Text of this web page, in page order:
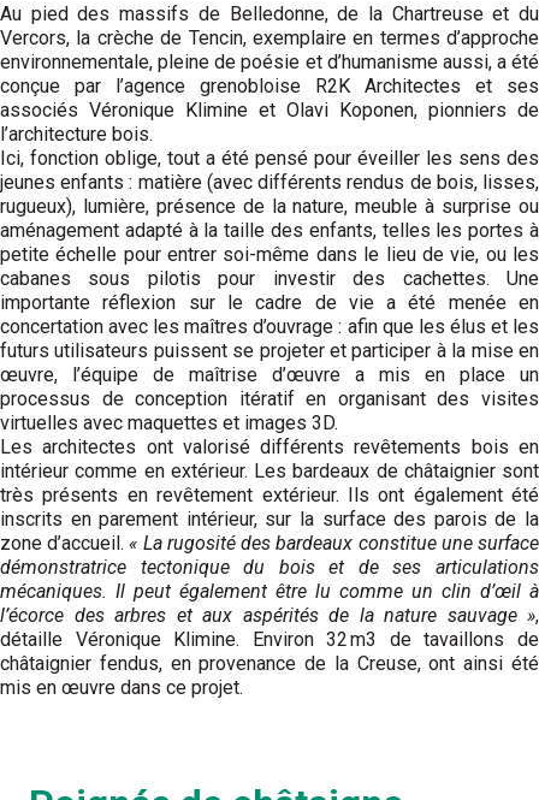
Au pied des massifs de Belledonne, de la Chartreuse et du
Vercors, la crèche de Tencin, exemplaire en termes d’approche
environnementale, pleine de poésie et d’humanisme aussi, a été
conçue par l’agence grenobloise R2K Architectes et ses
associés Véronique Klimine et Olavi Koponen, pionniers de
l’architecture bois.
Ici, fonction oblige, tout a été pensé pour éveiller les sens des
jeunes enfants : matière (avec différents rendus de bois, lisses,
rugueux), lumière, présence de la nature, meuble à surprise ou
aménagement adapté à la taille des enfants, telles les portes à
petite échelle pour entrer soi-même dans le lieu de vie, ou les
cabanes sous pilotis pour investir des cachettes. Une
importante réflexion sur le cadre de vie a été menée en
concertation avec les maîtres d’ouvrage : afin que les élus et les
futurs utilisateurs puissent se projeter et participer à la mise en
œuvre, l’équipe de maîtrise d’œuvre a mis en place un
processus de conception itératif en organisant des visites
virtuelles avec maquettes et images 3D.
Les architectes ont valorisé différents revêtements bois en
intérieur comme en extérieur. Les bardeaux de châtaignier sont
très présents en revêtement extérieur. Ils ont également été
inscrits en parement intérieur, sur la surface des parois de la
zone d’accueil. « La rugosité des bardeaux constitue une surface
démonstratrice tectonique du bois et de ses articulations
mécaniques. Il peut également être lu comme un clin d’œil à
l’écorce des arbres et aux aspérités de la nature sauvage »,
détaille Véronique Klimine. Environ 32 m3 de tavaillons de
châtaignier fendus, en provenance de la Creuse, ont ainsi été
mis en œuvre dans ce projet.